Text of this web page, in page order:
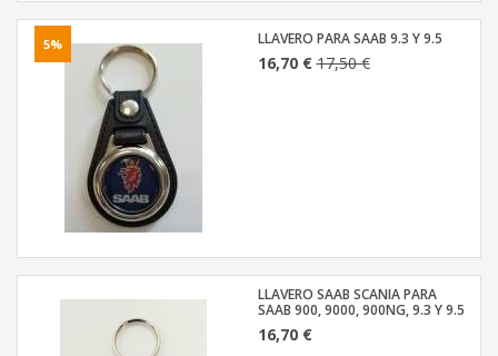
5% LLAVERO PARA SAAB 9.3 Y 9.5
16,70 €17,50 €
LLAVERO SAAB SCANIA PARA
SAAB 900, 9000, 900NG, 9.3 Y 9.5
16,70 €